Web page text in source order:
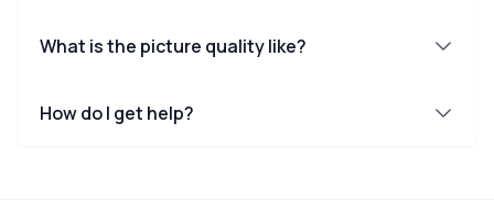
What is the picture quality like?
How do I get help?